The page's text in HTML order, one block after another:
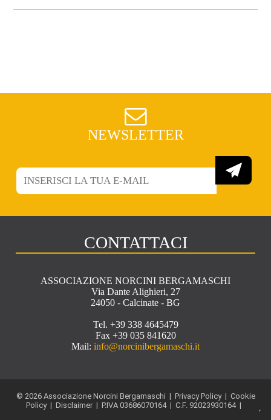
NEWSLETTER
CONTATTACI
ASSOCIAZIONE NORCINI BERGAMASCHI
Via Dante Alighieri, 27
24050 - Calcinate - BG
Tel. +39 338 4645479
Fax +39 035 841620
Mail: info@norcinibergamaschi.it
© 2026 Associazione Norcini Bergamaschi | Privacy Policy| Cookie
Policy| Disclaimer | P.IVA 03686070164 | C.F. 92023930164 |